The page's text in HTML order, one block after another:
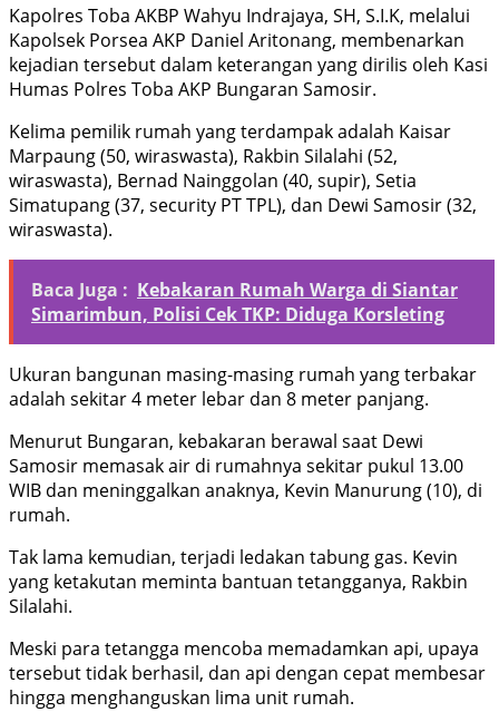
Kapolres Toba AKBP Wahyu Indrajaya, SH, S.I.K, melalui
Kapolsek Porsea AKP Daniel Aritonang, membenarkan
kejadian tersebut dalam keterangan yang dirilis oleh Kasi
Humas Polres Toba AKP Bungaran Samosir.
Kelima pemilik rumah yang terdampak adalah Kaisar
Marpaung (50, wiraswasta), Rakbin Silalahi (52,
wiraswasta), Bernad Nainggolan (40, supir), Setia
Simatupang (37, security PT TPL), dan Dewi Samosir (32,
wiraswasta).
Baca Juga : Kebakaran Rumah Warga di Siantar
Simarimbun, Polisi Cek TKP: Diduga Korsleting
Ukuran bangunan masing-masing rumah yang terbakar
adalah sekitar 4 meter lebar dan 8 meter panjang.
Menurut Bungaran, kebakaran berawal saat Dewi
Samosir memasak air di rumahnya sekitar pukul 13.00
WIB dan meninggalkan anaknya, Kevin Manurung (10), di
rumah.
Tak lama kemudian, terjadi ledakan tabung gas. Kevin
yang ketakutan meminta bantuan tetangganya, Rakbin
Silalahi.
Meski para tetangga mencoba memadamkan api, upaya
tersebut tidak berhasil, dan api dengan cepat membesar
hingga menghanguskan lima unit rumah.